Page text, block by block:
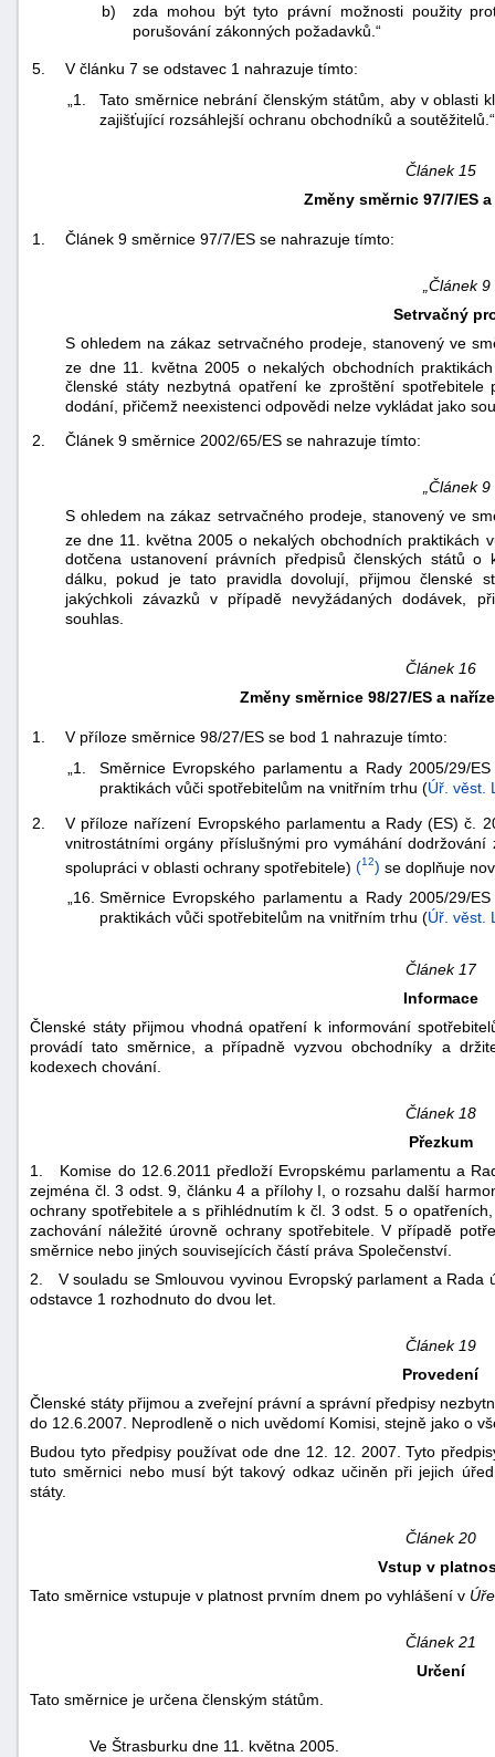
b)
zda mohou být tyto právní možnosti použity
porušování zákonných požadavků.“
5.
V článku 7 se odstavec 1 nahrazuje tímto:
„1.
Tato směrnice nebrání členským státům, aby v oblasti
zajišťující rozsáhlejší ochranu obchodníků a soutěžitelů.“
Článek 15
Změny směrnic 97/7/ES a
1. Článek 9 směrnice 97/7/ES se nahrazuje tímto:
„Článek 9
Setrvačný
S ohledem na zákaz setrvačného prodeje, stanovený ve
ze dne 11. května 2005 o nekalých obchodních
členské státy nezbytná opatření ke zproštění
dodání, přičemž neexistenci odpovědi nelze vykládat jako
2.
Článek 9 směrnice 2002/65/ES se nahrazuje tímto:
„Článek 9
S ohledem na zákaz setrvačného prodeje, stanovený ve
ze dne 11. května 2005 o nekalých obchodních praktikách
dotčena ustanovení právních předpisů členských států o
dálku, pokud je tato pravidla dovolují, přijmou členské
jakýchkoli závazků v případě nevyžádaných dodávek,
souhlas.
Článek 16
Změny směrnice 98/27/ES a
1.
V příloze směrnice 98/27/ES se bod 1 nahrazuje tímto:
„1.
Směrnice Evropského parlamentu a Rady 2005/29/
praktikách vůči spotřebitelům na vnitřním trhu (Úř. věst.
2.
V příloze nařízení Evropského parlamentu a Rady (ES) č.
vnitrostátními orgány příslušnými pro vymáhání
spolupráci v oblasti ochrany spotřebitele) (12) se doplňuje
„16. Směrnice Evropského parlamentu a Rady 2005/29/
praktikách vůči spotřebitelům na vnitřním trhu (Úř. věst.
Článek 17
Informace
Členské státy přijmou vhodná opatření k informování
provádí tato směrnice, a případně vyzvou obchodníky a
kodexech chování.
Článek 18
Přezkum
1. Komise do 12.6.2011 předloží Evropskému parlamentu a
zejména čl. 3 odst. 9, článku 4 a přílohy I, o rozsahu další
ochrany spotřebitele a s přihlédnutím k čl. 3 odst. 5 o
zachování náležité úrovně ochrany spotřebitele. V případě
směrnice nebo jiných souvisejících částí práva Společenství.
2. V souladu se Smlouvou vyvinou Evropský parlament a Rada
odstavce 1 rozhodnuto do dvou let.
Článek 19
Provedení
Členské státy přijmou a zveřejní právní a správní předpisy
do 12.6.2007. Neprodleně o nich uvědomí Komisi, stejně jako o
Budou tyto předpisy používat ode dne 12. 12. 2007. Tyto
tuto směrnici nebo musí být takový odkaz učiněn při jejich
státy.
Článek 20
Vstup v
Tato směrnice vstupuje v platnost prvním dnem po vyhlášení v
Článek 21
Určení
Tato směrnice je určena členským státům.
Ve Štrasburku dne 11. května 2005.